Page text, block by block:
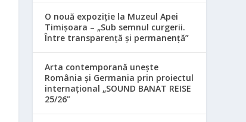
O nouă expoziție la Muzeul Apei
Timișoara – „Sub semnul curgerii.
Între transparență și permanență”
Arta contemporană unește
România și Germania prin proiectul
internațional „SOUND BANAT REISE
25/26”